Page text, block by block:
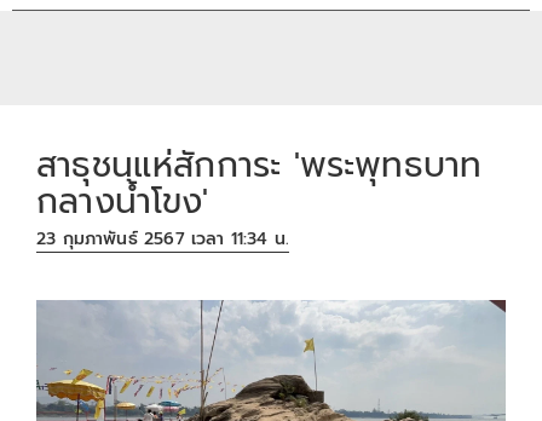
สาธุชนแห่สักการะ 'พระพุทธบาท
กลางน้ำโขง'
23 กุมภาพันธ์ 2567 เวลา 11:34 น.